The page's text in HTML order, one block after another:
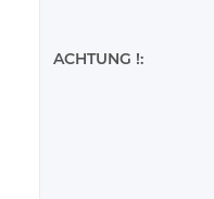
ACHTUNG !: